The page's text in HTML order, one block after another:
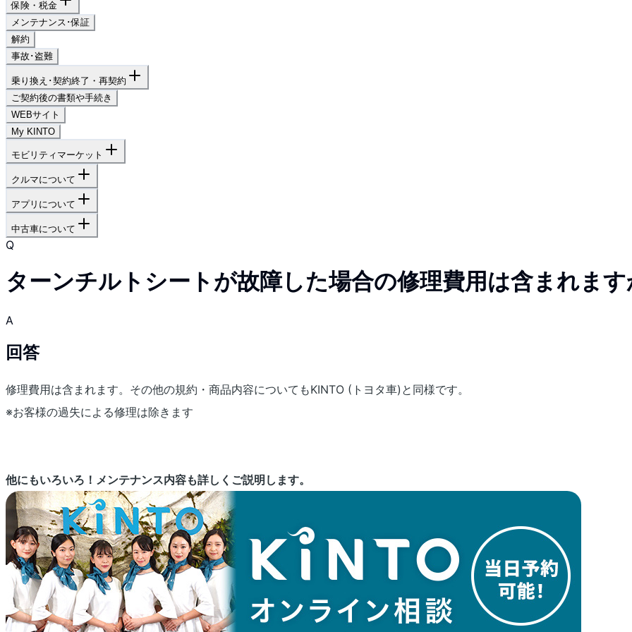
保険・税金
メンテナンス･保証
解約
事故･盗難
乗り換え･契約終了・再契約
ご契約後の書類や手続き
WEBサイト
My KINTO
モビリティマーケット
クルマについて
アプリについて
中古車について
Q
ターンチルトシートが故障した場合の修理費用は含まれま
A
回答
修理費用は含まれます。その他の規約・商品内容についてもKINTO (トヨタ車)と同様です。
※お客様の過失による修理は除きます
他にもいろいろ！メンテナンス内容も詳しくご説明します。